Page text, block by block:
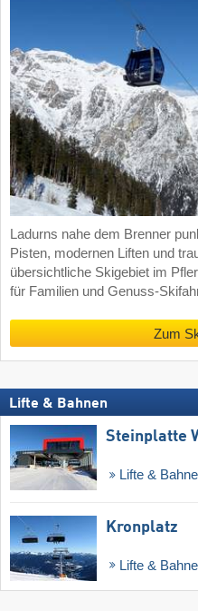
Ladurns nahe dem Brenner
Pisten, modernen Liften und
übersichtliche Skigebiet im
für Familien und Genuss-
Zum
Lifte & Bahnen
Steinplatte
Lifte &
Kronplatz
Lifte &